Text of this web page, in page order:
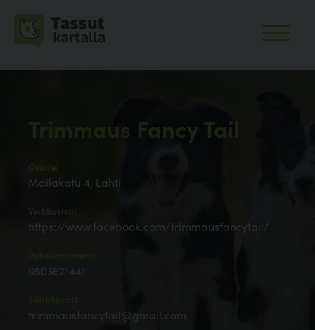
Trimmaus Fancy Tail
Mailakatu 4, Lahti
Verkkosivu:
https://www.facebook.com/trimmausfancytail/
0503621441
trimmausfancytail@gmail.com